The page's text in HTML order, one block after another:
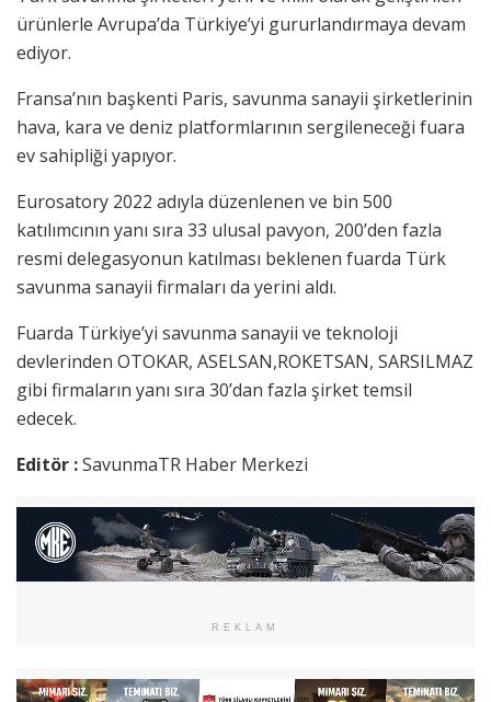
ürünlerle Avrupa’da Türkiye’yi gururlandırmaya devam
ediyor.
Fransa’nın başkenti Paris, savunma sanayii şirketlerinin
hava, kara ve deniz platformlarının sergileneceği fuara
ev sahipliği yapıyor.
Eurosatory 2022 adıyla düzenlenen ve bin 500
katılımcının yanı sıra 33 ulusal pavyon, 200’den fazla
resmi delegasyonun katılması beklenen fuarda Türk
savunma sanayii firmaları da yerini aldı.
Fuarda Türkiye’yi savunma sanayii ve teknoloji
devlerinden OTOKAR, ASELSAN,ROKETSAN, SARSILMAZ
gibi firmaların yanı sıra 30’dan fazla şirket temsil
edecek.
Editör :SavunmaTR Haber Merkezi
REKLAM